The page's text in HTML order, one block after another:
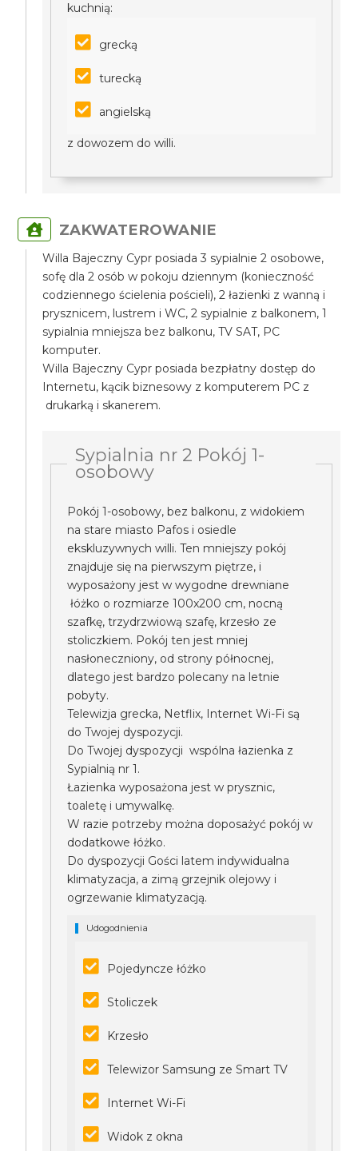
kuchnią:
grecką
turecką
angielską
z dowozem do willi.
ZAKWATEROWANIE
Willa Bajeczny Cypr posiada 3 sypialnie 2 osobowe,
sofę dla 2 osób w pokoju dziennym (konieczność
codziennego ścielenia pościeli), 2 łazienki z wanną i
prysznicem, lustrem i WC, 2 sypialnie z balkonem, 1
sypialnia mniejsza bez balkonu, TV SAT, PC
komputer.
Willa Bajeczny Cypr posiada bezpłatny dostęp do
Internetu, kącik biznesowy z komputerem PC z
drukarką i skanerem.
Sypialnia nr 2 Pokój 1-
osobowy
Pokój 1-osobowy, bez balkonu, z widokiem
na stare miasto Pafos i osiedle
ekskluzywnych willi. Ten mniejszy pokój
znajduje się na pierwszym piętrze, i
wyposażony jest w wygodne drewniane
łóżko o rozmiarze 100x200 cm, nocną
szafkę, trzydrzwiową szafę, krzesło ze
stoliczkiem. Pokój ten jest mniej
nasłoneczniony, od strony północnej,
dlatego jest bardzo polecany na letnie
pobyty.
Telewizja grecka, Netflix, Internet Wi-Fi są
do Twojej dyspozycji.
Do Twojej dyspozycji wspólna łazienka z
Sypialnią nr 1.
Łazienka wyposażona jest w prysznic,
toaletę i umywalkę.
W razie potrzeby można doposażyć pokój w
dodatkowe łóżko.
Do dyspozycji Gości latem indywidualna
klimatyzacja, a zimą grzejnik olejowy i
ogrzewanie klimatyzacją.
Udogodnienia
Pojedyncze łóżko
Stoliczek
Krzesło
Telewizor Samsung ze Smart TV
Internet Wi-Fi
Widok z okna